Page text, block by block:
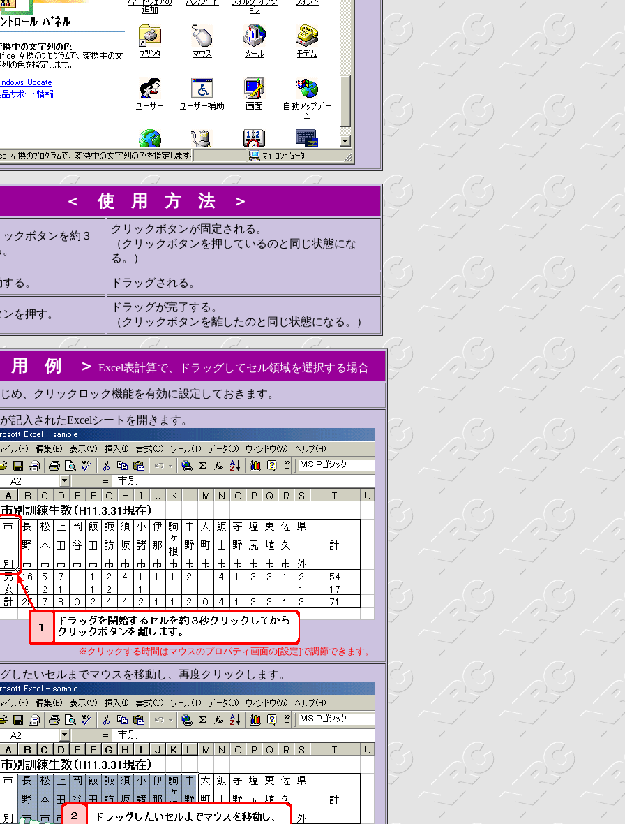
＜ 使 用 方 法 ＞
クボタンを約３
クリックボタンが固定される。
（クリックボタンを押しているのと同じ状態にな
る。）
る。 ドラッグされる。
を押す。
ドラッグが完了する。
（クリックボタンを離したのと同じ状態になる。）
用 例 ＞ Excel表計算で、ドラッグしてセル領域を選択する場合
め、クリックロック機能を有効に設定しておきます。
記入されたExcelシートを開きます。
※クリックする時間はマウスのプロパティ画面の[設定]で調節できます。
したいセルまでマウスを移動し、再度クリックします。